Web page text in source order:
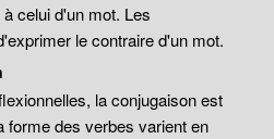
celui d'un mot. Les
le contraire d'un mot.
la conjugaison est
forme des verbes varient en